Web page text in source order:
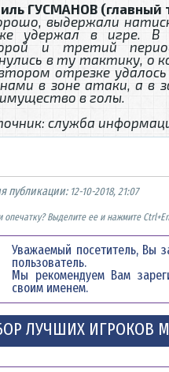
ГУСМАНОВ (главный
выдержали
удержал в игре. В
и третий
в ту тактику, о
отрезке
в зоне атаки, а в
в голы.
служба
публикации: 12-10-2018, 21:07
опечатку? Выделите ее и нажмите
Уважаемый посетитель, Вы
пользователь.
Мы рекомендуем Вам
своим именем.
ЛУЧШИХ ИГРОКОВ